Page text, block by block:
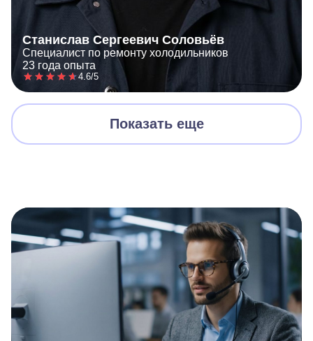
Станислав Сергеевич Соловьёв
Специалист по ремонту холодильников
23 года опыта
4.6/5
Показать еще